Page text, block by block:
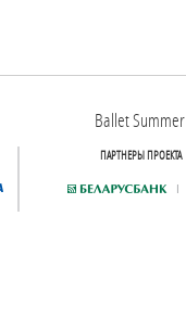
Ballet Summer
ПАРТНЕРЫ ПРОЕКТА